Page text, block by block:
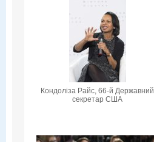
Кондоліза Райс, 66-й Державний
секретар США